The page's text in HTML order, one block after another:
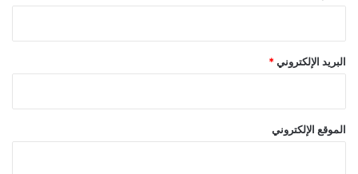
البريد الإلكتروني *
الموقع الإلكتروني